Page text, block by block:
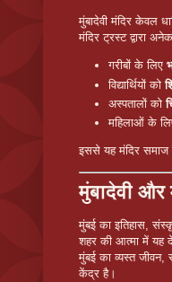
मुंबादेवी मंदिर केवल
मंदिर ट्रस्ट द्वारा अनेक
गरीबों के लिए
विद्यार्थियों को
अस्पतालों को
महिलाओं के
इससे यह मंदिर
मुंबादेवी और
मुंबई का इतिहास,
शहर की आत्मा में यह
मुंबई का व्यस्त जीवन,
केंद्र है।